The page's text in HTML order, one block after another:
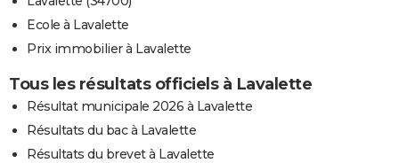
Ecole à Lavalette
Prix immobilier à Lavalette
Tous les résultats officiels à Lavalette
Résultat municipale 2026 à Lavalette
Résultats du bac à Lavalette
Résultats du brevet à Lavalette